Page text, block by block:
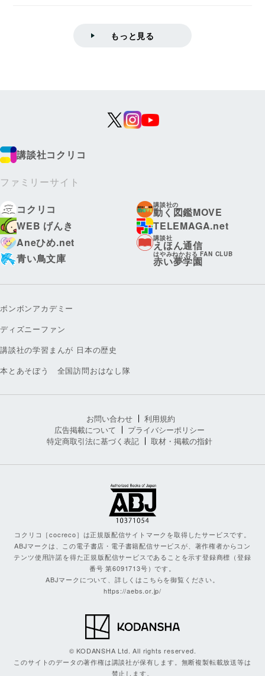
もっと見る
講談社コクリコ
ファミリーサイト
コクリコ
講談社の
動く図鑑MOVE
WEB げんき
TELEMAGA.net
Aneひめ.net
講談社
えほん通信
青い鳥文庫
はやみねかおる FAN CLUB
赤い夢学園
ボンボンアカデミー
ディズニーファン
講談社の学習まんが 日本の歴史
本とあそぼう 全国訪問おはなし隊
お問い合わせ
利用規約
広告掲載について
プライバシーポリシー
特定商取引法に基づく表記
取材・掲載の指針
コクリコ［cocreco］は正規版配信サイトマークを取得したサービスです。
ABJマークは、この電子書店・電子書籍配信サービスが、著作権者からコン
テンツ使用許諾を得た正規版配信サービスであることを示す登録商標（登録
番号 第6091713号）です。
ABJマークについて、詳しくはこちらを御覧ください。
https://aebs.or.jp/
© KODANSHA Ltd. All rights reserved.
このサイトのデータの著作権は講談社が保有します。無断複製転載放送等は
禁止します。